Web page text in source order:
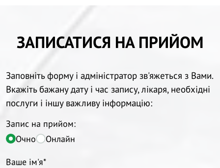
ЗАПИСАТИСЯ НА ПРИЙОМ
Заповніть форму і адміністратор зв'яжеться з Вами.
Вкажіть бажану дату і час запису, лікаря, необхідні
послуги і іншу важливу інформацію:
Запис на прийом:
Очно
Онлайн
Ваше ім'я*